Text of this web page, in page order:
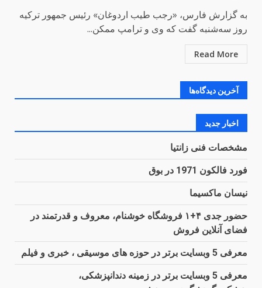
به گزارش فارس، «رجب طیب اردوغان» رئیس جمهور ترکیه
روز سه‌شنبه گفت که وی و ترامپ ممکن...
Read More
آخرین دیدگاه‌ها
اخبار جدید
مشخصات فنی زانتیا
فورد فالکون 1971 در بوق
نیسان ماکسیما
حضور جدی ۴+۱ فروشگاه خوشنام، معروف و قدرتمند در
فضای آنلاین فروش
معرفی 5 وبسایت برتر در حوزه های موسیقی ، خبری و فیلم
معرفی 5 وبسایت برتر در زمینه دندانپزشکی،